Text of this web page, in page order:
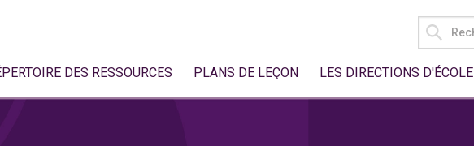
SEARCH
FOR:
DES RESSOURCES PLANS DE LEÇON LES DIRECTIONS D'ÉCOLE